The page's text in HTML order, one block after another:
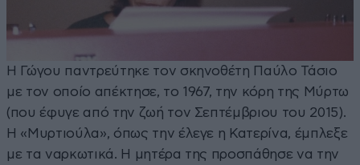
Η Γώγου παντρεύτηκε τον σκηνοθέτη Παύλο Τάσιο
με τον οποίο απέκτησε, το 1967, την κόρη της Μύρτω
(που έφυγε από την ζωή τον Σεπτέμβριου του 2015).
Η «Μυρτιούλα», όπως την έλεγε η Κατερίνα, έμπλεξε
με τα ναρκωτικά. Η μητέρα της προσπάθησε να την